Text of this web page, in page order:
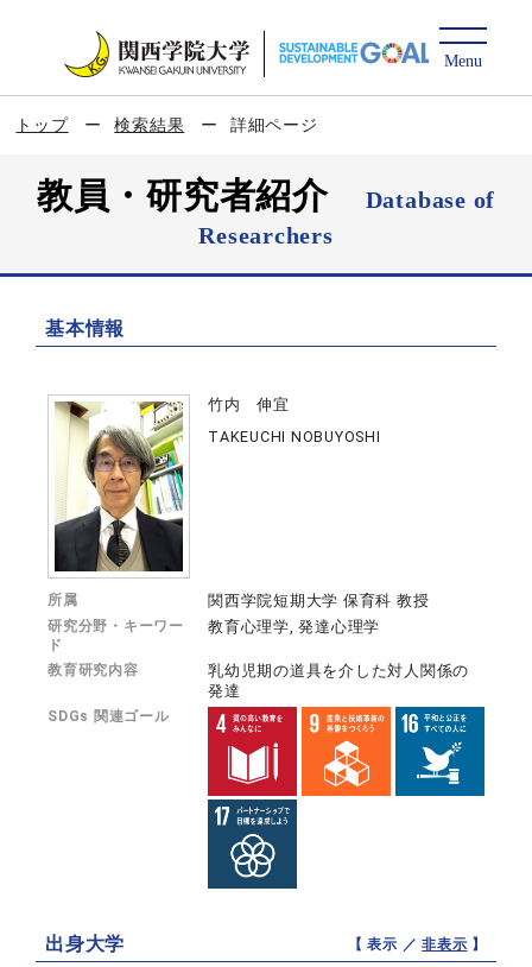
トップ 検索結果 詳細ページ
教員・研究者紹介
Database of
Researchers
基本情報
竹内 伸宜
TAKEUCHI NOBUYOSHI
所属 関西学院短期大学 保育科 教授
研究分野・キーワー
ド
教育心理学, 発達心理学
教育研究内容
乳幼児期の道具を介した対人関係の
発達
SDGs 関連ゴール
出身大学 【 表示 ／非表示 】